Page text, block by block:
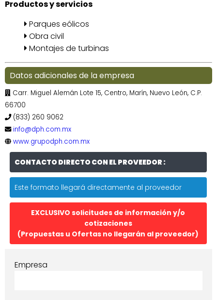
Productos y servicios
Parques eólicos
Obra civil
Montajes de turbinas
Datos adicionales de la empresa
Carr. Miguel Alemán Lote 15, Centro, Marín, Nuevo León, C.P.
66700
(833) 260 9062
info@dph.com.mx
www.grupodph.com.mx
CONTACTO DIRECTO CON EL PROVEEDOR :
Este formato llegará directamente al proveedor
EXCLUSIVO solicitudes de información y/o
cotizaciones
(Propuestas u Ofertas no llegarán al proveedor)
Empresa